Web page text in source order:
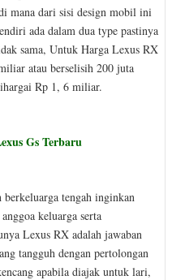
mana dari sisi design mobil ini
ada dalam dua type pastinya
sama, Untuk Harga Lexus RX
atau berselisih 200 juta
Rp 1, 6 miliar.
Gs Terbaru
tengah inginkan
keluarga serta
Lexus RX adalah jawaban
tangguh dengan pertolongan
apabila diajak untuk lari,